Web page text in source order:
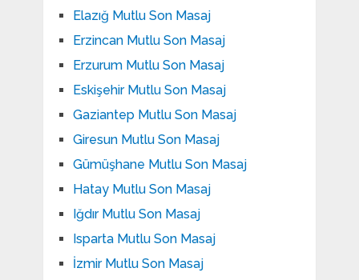
Elazığ Mutlu Son Masaj
Erzincan Mutlu Son Masaj
Erzurum Mutlu Son Masaj
Eskişehir Mutlu Son Masaj
Gaziantep Mutlu Son Masaj
Giresun Mutlu Son Masaj
Gümüşhane Mutlu Son Masaj
Hatay Mutlu Son Masaj
Iğdır Mutlu Son Masaj
Isparta Mutlu Son Masaj
İzmir Mutlu Son Masaj